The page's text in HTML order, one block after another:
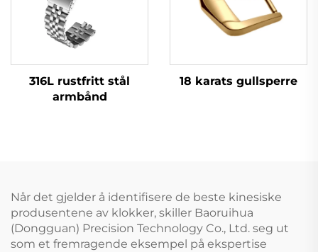
316L rustfritt stål
armbånd
18 karats gullsperre
Når det gjelder å identifisere de beste kinesiske
produsentene av klokker, skiller Baoruihua
(Dongguan) Precision Technology Co., Ltd. seg ut
som et fremragende eksempel på ekspertise